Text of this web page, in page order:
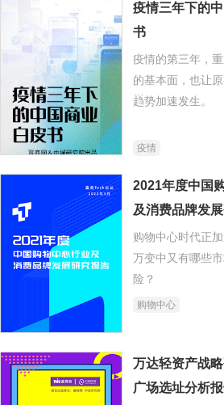
及消费意愿。
疫情三年下的
书
疫情的第三年，
的基本面，也让
趋势加速发生。
在“适者生存”规则
什么会被淘汰，
什么发生优化？又
数据变化、个体
疫情
2021年度中国
及消费品牌发
（精简版）
购物中心时代正
万变中又有哪些
险？
购物中心
万达轻资产战
广场选址分析